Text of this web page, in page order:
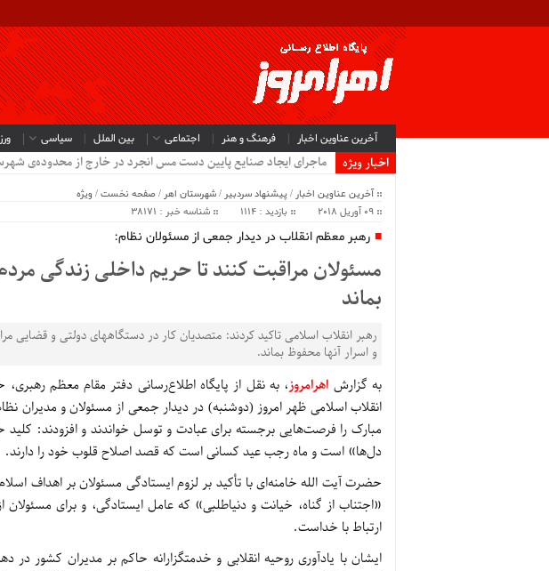
آخرین عناوین اخبار فرهنگ و هنر اجتماعی بین الملل سیاسی
اخبار ویژه
ماجرای ایجاد صنایع پایین دست مس انجرد در خارج از محدوده‌ی
آخرین عناوین اخبار /پیشنهاد سردبیر /شهرستان اهر /صفحه نخست/ ویژه
09 آوریل 2018
بازدید : 1114 شناسه خبر : 38171
رهبر معظم انقلاب در دیدار جمعی از مسئولان نظام:
مسئولان مراقبت کنند تا حریم داخلی زندگی
بماند
رهبر انقلاب اسلامی تاکید کردند: متصدیان کار در دستگاههای دولتی و قضایی
و اسرار آنها محفوظ بماند.
به گزارش اهرامروز، به نقل از پایگاه اطلاع‌رسانی دفتر مقام معظم
انقلاب اسلامی ظهر امروز (دوشنبه) در دیدار جمعی از مسئولان و مدیران
مبارک را فرصت‌هایی برجسته برای عبادت و توسل خواندند و افزودند:
دل‌ها» است و ماه رجب عید کسانی است که قصد اصلاح قلوب خود را دارند.
حضرت آیت الله خامنه‌ای با تأکید بر لزوم ایستادگی مسئولان بر اهداف
«اجتناب از گناه، خیانت و دنیاطلبی» که عامل ایستادگی، و برای
ارتباط با خداست.